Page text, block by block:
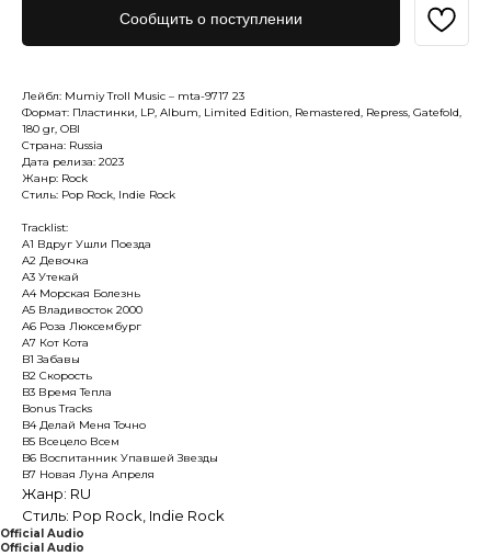
Сообщить о поступлении
Лейбл: Mumiy Troll Music – mta-9717 23
Формат: Пластинки, LP, Album, Limited Edition, Remastered, Repress, Gatefold,
180 gr, OBI
Страна: Russia
Дата релиза: 2023
Жанр: Rock
Стиль: Pop Rock, Indie Rock
Tracklist:
A1 Вдруг Ушли Поезда
A2 Девочка
A3 Утекай
A4 Морская Болезнь
A5 Владивосток 2000
A6 Роза Люксембург
A7 Кот Кота
B1 Забавы
B2 Скорость
B3 Время Тепла
Bonus Tracks
B4 Делай Меня Точно
B5 Всецело Всем
B6 Воспитанник Упавшей Звезды
B7 Новая Луна Апреля
Жанр: RU
Стиль: Pop Rock, Indie Rock
Official Audio
Official Audio